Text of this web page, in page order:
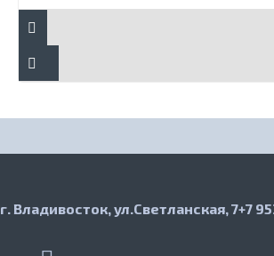
г. Владивосток, ул.Светланская, 7+7